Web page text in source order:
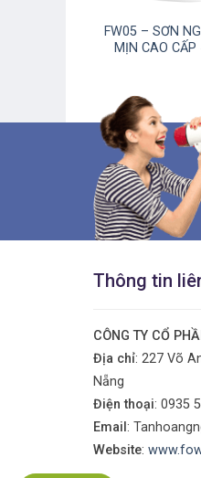
FW05 – SƠN
MỊN CAO CẤP
Thông tin
CÔNG TY CỔ
Địa chỉ: 227 Võ
Nẵng
Điện thoại: 0935
Email :
Website: